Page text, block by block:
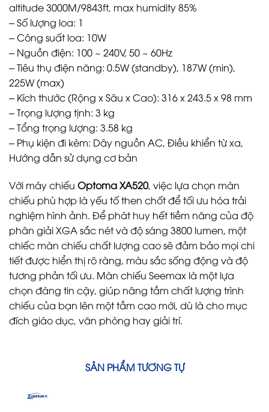
altitude 3000M/9843ft, max humidity 85%
– Số lượng loa: 1
– Công suất loa: 10W
– Nguồn điện: 100 ~ 240V, 50 ~ 60Hz
– Tiêu thụ điện năng: 0.5W (standby), 187W (min),
225W (max)
– Kích thước (Rộng x Sâu x Cao): 316 x 243.5 x 98 mm
– Trọng lượng tịnh: 3 kg
– Tổng trọng lượng: 3.58 kg
– Phụ kiện đi kèm: Dây nguồn AC, Điều khiển từ xa,
Hướng dẫn sử dụng cơ bản
Với máy chiếu Optoma XA520, việc lựa chọn màn
chiếu phù hợp là yếu tố then chốt để tối ưu hóa trải
nghiệm hình ảnh. Để phát huy hết tiềm năng của độ
phân giải XGA sắc nét và độ sáng 3800 lumen, một
chiếc màn chiếu chất lượng cao sẽ đảm bảo mọi chi
tiết được hiển thị rõ ràng, màu sắc sống động và độ
tương phản tối ưu. Màn chiếu Seemax là một lựa
chọn đáng tin cậy, giúp nâng tầm chất lượng trình
chiếu của bạn lên một tầm cao mới, dù là cho mục
đích giáo dục, văn phòng hay giải trí.
SẢN PHẨM TƯƠNG TỰ